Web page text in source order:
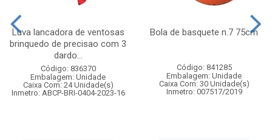
Luva lancadora de ventosas
brinquedo de precisao com 3
dardo...
Código: 836370
Embalagem: Unidade
Caixa Com: 24 Unidade(s)
Inmetro: ABCP-BRI-0404-2023-16
Bola de basquete n.7 75cm
Código: 841285
Embalagem: Unidade
Caixa Com: 30 Unidade(s)
Inmetro: 007517/2019